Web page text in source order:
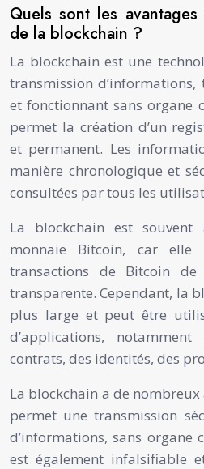
Quels sont les
de la blockchain ?
La blockchain est une
transmission d’informations,
et fonctionnant sans organe
permet la création d’un
et permanent. Les
manière chronologique et
consultées par tous les
La blockchain est
monnaie Bitcoin, car
transactions de Bitcoin de
transparente. Cependant, la
plus large et peut être
d’applications,
contrats, des identités, des
La blockchain a de nombreux
permet une transmission
d’informations, sans organe
est également infalsifiable